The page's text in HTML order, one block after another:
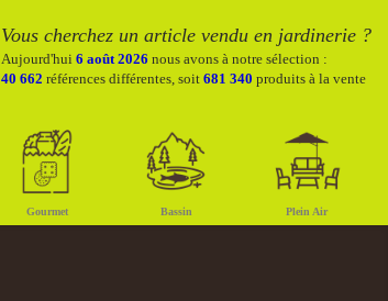
Vous cherchez un article vendu en jardinerie ?
Aujourd'hui 6 août 2026 nous avons à notre sélection :
40 662 références différentes, soit 681 340 produits à la vente
Gourmet Bassin Plein Air